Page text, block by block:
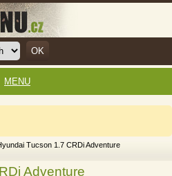
Tucson 1.7 CRDi Adventure
Adventure
MENU